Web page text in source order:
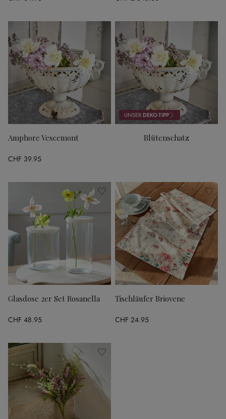
Amphore Vescemont
CHF 39.95
UNSER DEKO-TIPP
Blütenschatz
Glasdose 2er Set Rosanella
CHF 48.95
Tischläufer Briovene
CHF 24.95